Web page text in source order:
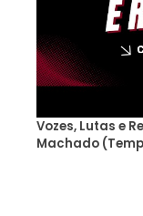
Vozes, Lutas e
Machado